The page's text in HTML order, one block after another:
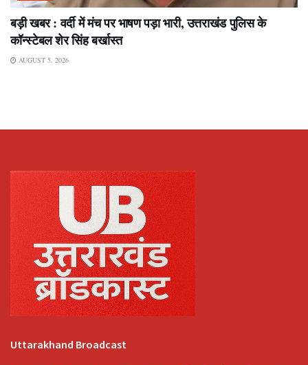
बड़ी खबर : वर्दी में मंच पर भाषण पड़ा भारी, उत्तराखंड पुलिस के
कॉन्स्टेबल शेर सिंह बर्खास्त
AUGUST 5, 2026
Uttarakhand Broadcast